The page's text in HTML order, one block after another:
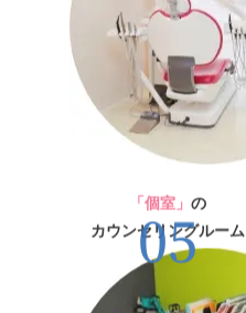
「個室」 の
カウンセリングルーム